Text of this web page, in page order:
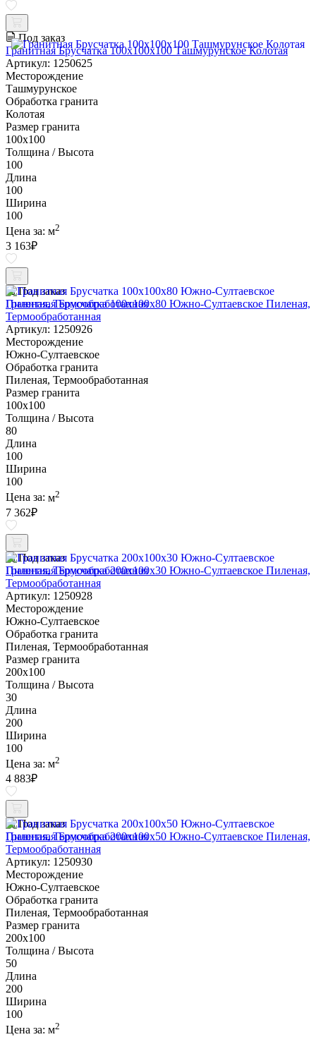
Под заказ
Гранитная Брусчатка 100х100x100 Ташмурунское Колотая
Артикул: 1250625
Месторождение
Ташмурунское
Обработка гранита
Колотая
Размер гранита
100х100
Толщина / Высота
100
Длина
100
Ширина
100
Цена за: м2
3 163₽
Под заказ
Гранитная Брусчатка 100х100x80 Южно-Султаевское Пиленая,
Термообработанная
Артикул: 1250926
Месторождение
Южно-Султаевское
Обработка гранита
Пиленая, Термообработанная
Размер гранита
100х100
Толщина / Высота
80
Длина
100
Ширина
100
Цена за: м2
7 362₽
Под заказ
Гранитная Брусчатка 200х100x30 Южно-Султаевское Пиленая,
Термообработанная
Артикул: 1250928
Месторождение
Южно-Султаевское
Обработка гранита
Пиленая, Термообработанная
Размер гранита
200х100
Толщина / Высота
30
Длина
200
Ширина
100
Цена за: м2
4 883₽
Под заказ
Гранитная Брусчатка 200х100x50 Южно-Султаевское Пиленая,
Термообработанная
Артикул: 1250930
Месторождение
Южно-Султаевское
Обработка гранита
Пиленая, Термообработанная
Размер гранита
200х100
Толщина / Высота
50
Длина
200
Ширина
100
Цена за: м2